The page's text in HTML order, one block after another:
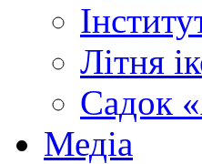
Літня
Садок
Медіа